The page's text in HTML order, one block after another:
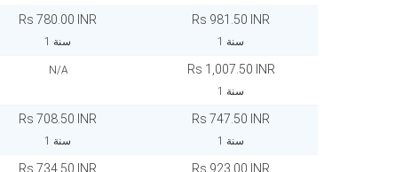
Rs 780.00 INR
1 سنة
Rs 981.50 INR
1 سنة
N/A Rs 1,007.50 INR
1 سنة
Rs 708.50 INR
1 سنة
Rs 747.50 INR
1 سنة
Rs 734.50 INR Rs 923.00 INR